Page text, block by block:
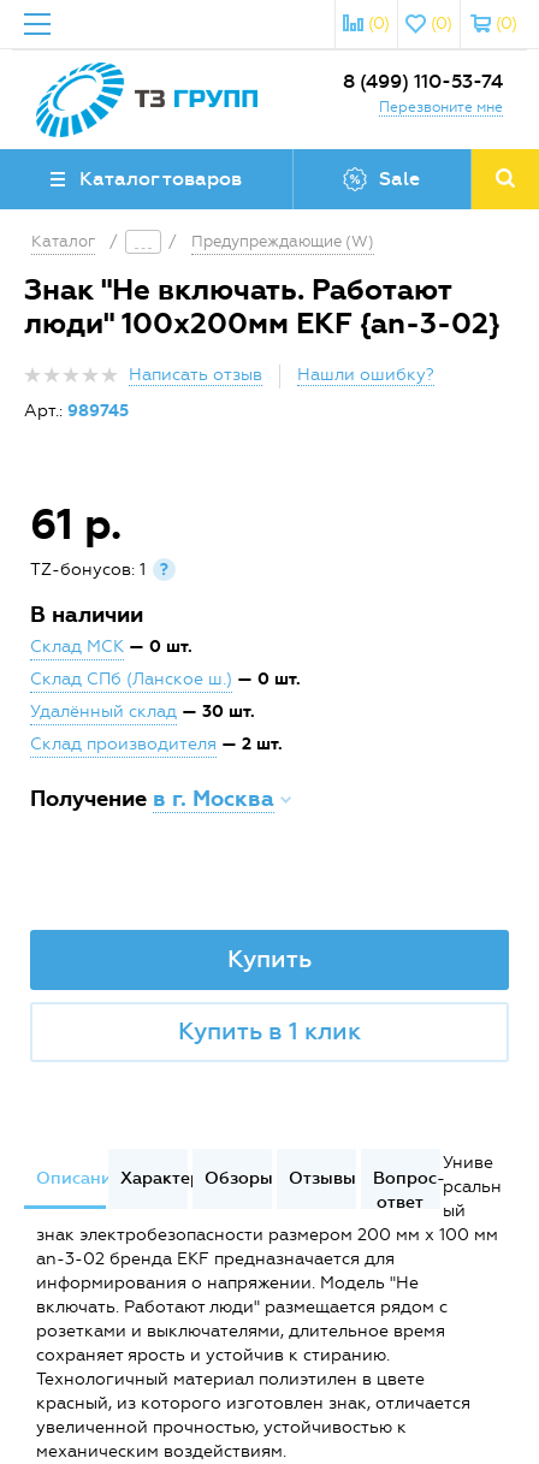
(0)
(0)
(0)
8 (499) 110-53-74
Перезвоните мне
Каталог товаров Sale
Каталог / / Предупреждающие (W)
Знак "Не включать. Работают
люди" 100х200мм EKF {an-3-02}
Написать отзыв
Нашли ошибку?
Арт.: 989745
61 р.
TZ-бонусов: 1 ?
В наличии
Склад МСК — 0 шт.
Склад СПб (Ланское ш.) — 0 шт.
Удалённый склад — 30 шт.
Склад производителя — 2 шт.
Получение в г. Москва
Купить
Купить в 1 клик
ОписаниеХарактеристики
Обзоры Отзывы
Вопрос-
ответ
Униве
рсальн
ый
знак электробезопасности размером 200 мм х 100 мм
an-3-02 бренда EKF предназначается для
информирования о напряжении. Модель "Не
включать. Работают люди" размещается рядом с
розетками и выключателями, длительное время
сохраняет ярость и устойчив к стиранию.
Технологичный материал полиэтилен в цвете
красный, из которого изготовлен знак, отличается
увеличенной прочностью, устойчивостью к
механическим воздействиям.